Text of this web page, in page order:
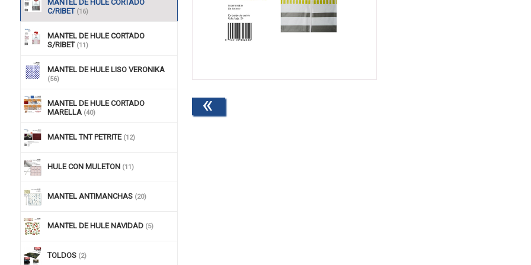
MANTEL DE HULE CORTADO
C/RIBET (16)
MANTEL DE HULE CORTADO
S/RIBET (11)
MANTEL DE HULE LISO VERONIKA
(56)
MANTEL DE HULE CORTADO
MARELLA (40)
MANTEL TNT PETRITE (12)
HULE CON MULETON (11)
MANTEL ANTIMANCHAS (20)
MANTEL DE HULE NAVIDAD (5)
TOLDOS (2)
«